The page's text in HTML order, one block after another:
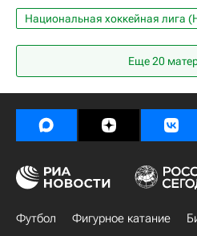
Национальная хоккейная лига
Спорт
Санкт-Петербург
Анахайм
Филадельфия Флайерз
СКА (Санкт-Петербург)
Еще 20
Футбол Фигурное катание